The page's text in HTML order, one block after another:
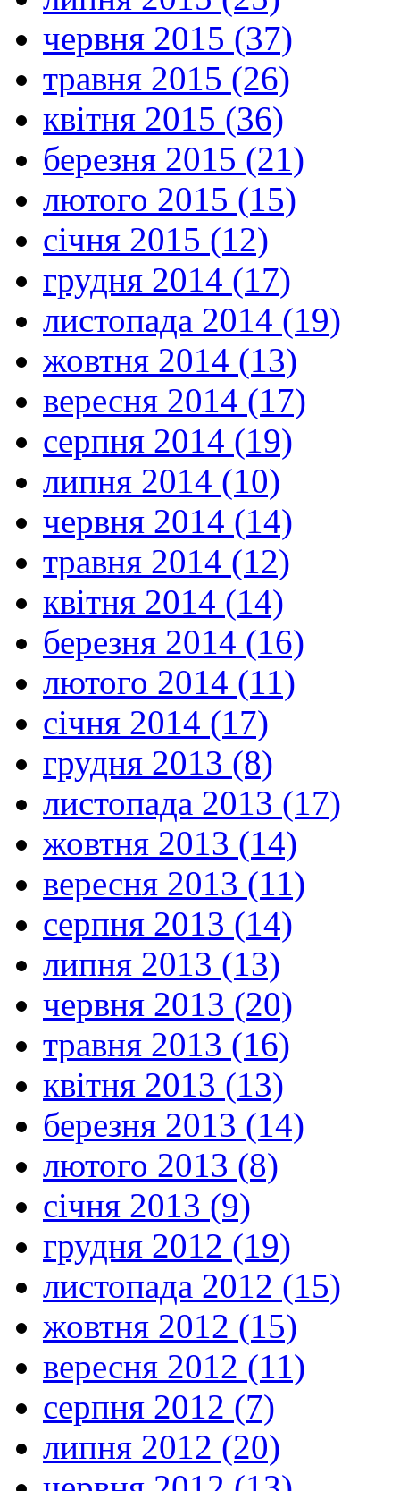
червня 2015 (37)
травня 2015 (26)
квітня 2015 (36)
березня 2015 (21)
лютого 2015 (15)
січня 2015 (12)
грудня 2014 (17)
листопада 2014 (19)
жовтня 2014 (13)
вересня 2014 (17)
серпня 2014 (19)
липня 2014 (10)
червня 2014 (14)
травня 2014 (12)
квітня 2014 (14)
березня 2014 (16)
лютого 2014 (11)
січня 2014 (17)
грудня 2013 (8)
листопада 2013 (17)
жовтня 2013 (14)
вересня 2013 (11)
серпня 2013 (14)
липня 2013 (13)
червня 2013 (20)
травня 2013 (16)
квітня 2013 (13)
березня 2013 (14)
лютого 2013 (8)
січня 2013 (9)
грудня 2012 (19)
листопада 2012 (15)
жовтня 2012 (15)
вересня 2012 (11)
серпня 2012 (7)
липня 2012 (20)